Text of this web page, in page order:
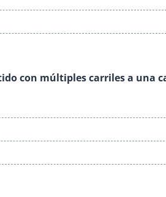
con múltiples carriles a una